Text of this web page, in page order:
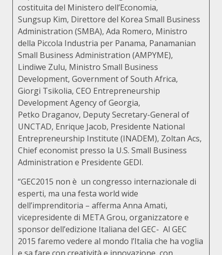
costituita del Ministero dell’Economia,
Sungsup Kim, Direttore del Korea Small Business
Administration (SMBA), Ada Romero, Ministro
della Piccola Industria per Panama, Panamanian
Small Business Administration (AMPYME),
Lindiwe Zulu, Ministro Small Business
Development, Government of South Africa,
Giorgi Tsikolia, CEO Entrepreneurship
Development Agency of Georgia,
Petko Draganov, Deputy Secretary-General of
UNCTAD, Enrique Jacob, Presidente National
Entrepreneurship Institute (INADEM), Zoltan Acs,
Chief economist presso la U.S. Small Business
Administration e Presidente GEDI.
“GEC2015 non è un congresso internazionale di
esperti, ma una festa world wide
dell’imprenditoria – afferma Anna Amati,
vicepresidente di META Grou, organizzatore e
sponsor dell’edizione Italiana del GEC- Al GEC
2015 faremo vedere al mondo l’Italia che ha voglia